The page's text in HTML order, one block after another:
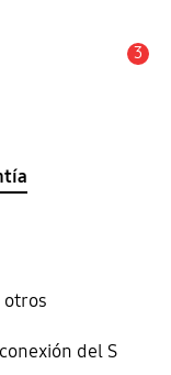
3
otros
del S